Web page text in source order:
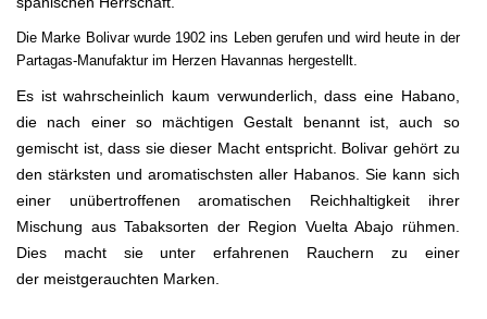
Die Marke Bolivar wurde 1902 ins Leben gerufen und wird heute in der
Partagas-Manufaktur im Herzen Havannas hergestellt.
Es ist wahrscheinlich kaum verwunderlich, dass eine Habano,
die nach einer so mächtigen Gestalt benannt ist,auch so
gemischt ist, dass sie dieser Macht entspricht. Bolivar gehört zu
den stärksten und aromatischsten aller Habanos. Sie kann sich
einer unübertroffenen aromatischen Reichhaltigkeit ihrer
Mischung aus Tabaksorten der Region Vuelta Abajo rühmen.
Dies macht sie unter erfahrenen Rauchern zu einer
der meistgerauchten Marken.